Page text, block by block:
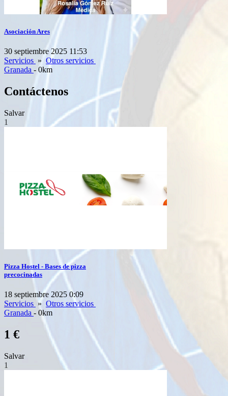
Asociación Ares
30 septiembre 2025 11:53
Servicios » Otros servicios
Granada - 0km
Contáctenos
Salvar
1
Pizza Hostel - Bases de pizza
precocinadas
18 septiembre 2025 0:09
Servicios » Otros servicios
Granada - 0km
1 €
Salvar
1